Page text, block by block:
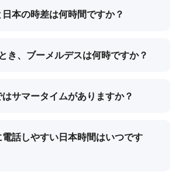
本の時差は何時間ですか？
き、ブーメルデスは何時ですか？
サマータイムがありますか？
話しやすい日本時間はいつです